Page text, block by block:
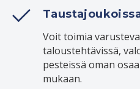
Voit toimia
taloustehtävissä,
pesteissä oman
mukaan.